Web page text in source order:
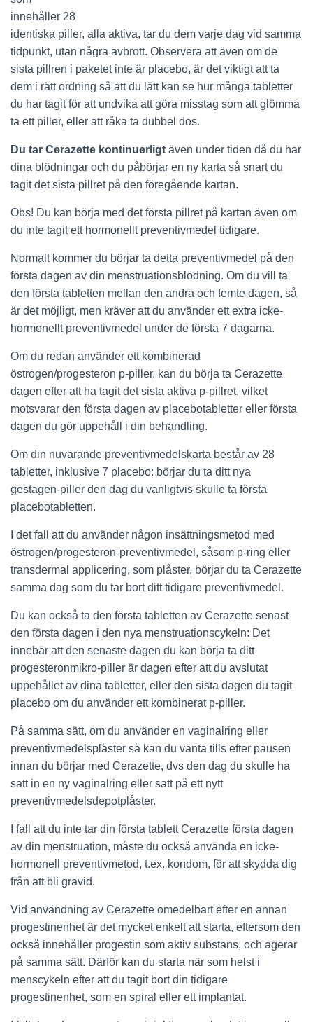
innehåller 28
identiska piller, alla aktiva, tar du dem varje dag vid samma
tidpunkt, utan några avbrott. Observera att även om de
sista pillren i paketet inte är placebo, är det viktigt att ta
dem i rätt ordning så att du lätt kan se hur många tabletter
du har tagit för att undvika att göra misstag som att glömma
ta ett piller, eller att råka ta dubbel dos.
Du tar Cerazette kontinuerligt även under tiden då du har
dina blödningar och du påbörjar en ny karta så snart du
tagit det sista pillret på den föregående kartan.
Obs! Du kan börja med det första pillret på kartan även om
du inte tagit ett hormonellt preventivmedel tidigare.
Normalt kommer du börjar ta detta preventivmedel på den
första dagen av din menstruationsblödning. Om du vill ta
den första tabletten mellan den andra och femte dagen, så
är det möjligt, men kräver att du använder ett extra icke-
hormonellt preventivmedel under de första 7 dagarna.
Om du redan använder ett kombinerad
östrogen/progesteron p-piller, kan du börja ta Cerazette
dagen efter att ha tagit det sista aktiva p-pillret, vilket
motsvarar den första dagen av placebotabletter eller första
dagen du gör uppehåll i din behandling.
Om din nuvarande preventivmedelskarta består av 28
tabletter, inklusive 7 placebo: börjar du ta ditt nya
gestagen-piller den dag du vanligtvis skulle ta första
placebotabletten.
I det fall att du använder någon insättningsmetod med
östrogen/progesteron-preventivmedel, såsom p-ring eller
transdermal applicering, som plåster, börjar du ta Cerazette
samma dag som du tar bort ditt tidigare preventivmedel.
Du kan också ta den första tabletten av Cerazette senast
den första dagen i den nya menstruationscykeln: Det
innebär att den senaste dagen du kan börja ta ditt
progesteronmikro-piller är dagen efter att du avslutat
uppehållet av dina tabletter, eller den sista dagen du tagit
placebo om du använder ett kombinerat p-piller.
På samma sätt, om du använder en vaginalring eller
preventivmedelsplåster så kan du vänta tills efter pausen
innan du börjar med Cerazette, dvs den dag du skulle ha
satt in en ny vaginalring eller satt på ett nytt
preventivmedelsdepotplåster.
I fall att du inte tar din första tablett Cerazette första dagen
av din menstruation, måste du också använda en icke-
hormonell preventivmetod, t.ex. kondom, för att skydda dig
från att bli gravid.
Vid användning av Cerazette omedelbart efter en annan
progestinenhet är det mycket enkelt att starta, eftersom den
också innehåller progestin som aktiv substans, och agerar
på samma sätt. Därför kan du starta när som helst i
menscykeln efter att du tagit bort din tidigare
progestinenhet, som en spiral eller ett implantat.